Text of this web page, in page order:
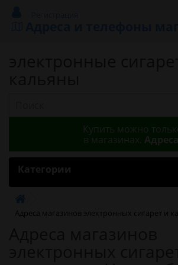
Купить можно
в магазинах.
Категории
Адреса магазинов электронных сигарет и